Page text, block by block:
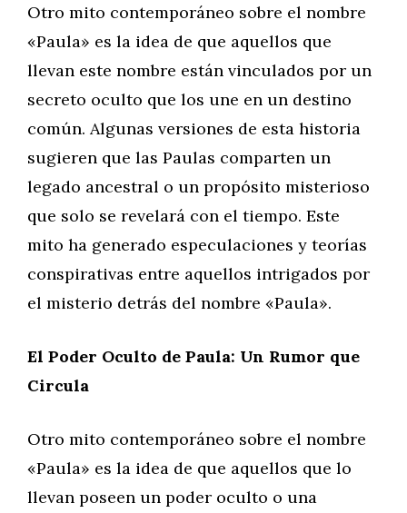
Otro mito contemporáneo sobre el nombre
«Paula» es la idea de que aquellos que
llevan este nombre están vinculados por un
secreto oculto que los une en un destino
común. Algunas versiones de esta historia
sugieren que las Paulas comparten un
legado ancestral o un propósito misterioso
que solo se revelará con el tiempo. Este
mito ha generado especulaciones y teorías
conspirativas entre aquellos intrigados por
el misterio detrás del nombre «Paula».
El Poder Oculto de Paula: Un Rumor que
Circula
Otro mito contemporáneo sobre el nombre
«Paula» es la idea de que aquellos que lo
llevan poseen un poder oculto o una